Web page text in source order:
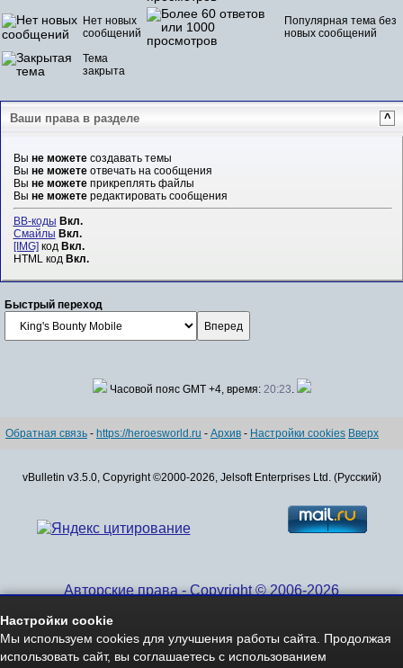
Нет новых
сообщений
Популярная тема без
новых сообщений
Тема
закрыта
Ваши права в разделе ^
Вы не можетесоздавать темы
Вы не можетеотвечать на сообщения
Вы не можетеприкреплять файлы
Вы не можетередактировать сообщения
BB-коды Вкл.
Смайлы Вкл.
[IMG]код Вкл.
HTML код Вкл.
Быстрый переход
Часовой пояс GMT +4, время: 20:23.
Обратная связь - https://heroesworld.ru - Архив - Настройки cookies Вверх
vBulletin v3.5.0, Copyright ©2000-2026, Jelsoft Enterprises Ltd. (Русский)
Авторские права - Copyright © 2006-2026
Настройки cookie
Мы используем cookies для улучшения работы сайта. Продолжая
использовать сайт, вы соглашаетесь с использованием